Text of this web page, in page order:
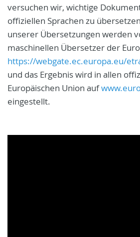
versuchen wir, wichtige
offiziellen Sprachen zu
unserer Übersetzungen werden
maschinellen Übersetzer der
https://webgate.ec.europa.eu/
und das Ergebnis wird in allen
Europäischen Union auf
eingestellt.